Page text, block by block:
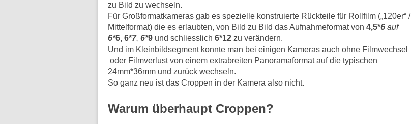
zu Bild zu wechseln.
Für Großformatkameras gab es spezielle konstruierte Rückteile für Rollfilm („120er“ /
Mittelformat) die es erlaubten, von Bild zu Bild das Aufnahmeformat von 4,5*6 auf
6*6, 6*7, 6*9 und schliesslich 6*12 zu verändern.
Und im Kleinbildsegment konnte man bei einigen Kameras auch ohne Filmwechsel
oder Filmverlust von einem extrabreiten Panoramaformat auf die typischen
24mm*36mm und zurück wechseln.
So ganz neu ist das Croppen in der Kamera also nicht.
Warum überhaupt Croppen?